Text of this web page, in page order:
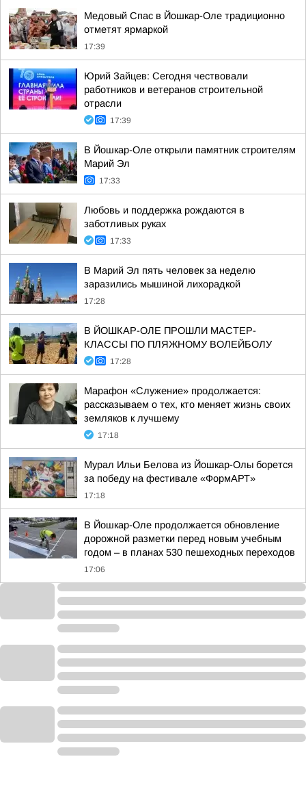
Медовый Спас в Йошкар-Оле традиционно
отметят ярмаркой
17:39
Юрий Зайцев: Сегодня чествовали
работников и ветеранов строительной
отрасли
17:39
В Йошкар-Оле открыли памятник строителям
Марий Эл
17:33
Любовь и поддержка рождаются в
заботливых руках
17:33
В Марий Эл пять человек за неделю
заразились мышиной лихорадкой
17:28
В ЙОШКАР-ОЛЕ ПРОШЛИ МАСТЕР-
КЛАССЫ ПО ПЛЯЖНОМУ ВОЛЕЙБОЛУ
17:28
Марафон «Служение» продолжается:
рассказываем о тех, кто меняет жизнь своих
земляков к лучшему
17:18
Мурал Ильи Белова из Йошкар-Олы борется
за победу на фестивале «ФормАРТ»
17:18
В Йошкар-Оле продолжается обновление
дорожной разметки перед новым учебным
годом – в планах 530 пешеходных переходов
17:06